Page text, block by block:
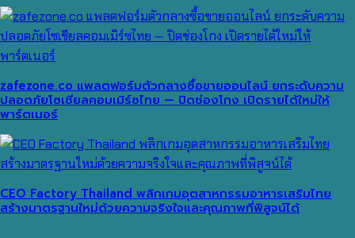
zafezone.co แพลตฟอร์มตัวกลางซื้อขายออนไลน์ ยกระดับความ
ปลอดภัยโซเชียลคอมเมิร์ซไทย — ปิดช่องโกง เปิดรายได้ใหม่ให้
พาร์ตเนอร์
CEO Factory Thailand พลิกเกมอุตสาหกรรมอาหารเสริมไทย
สร้างมาตรฐานใหม่ด้วยความจริงใจและคุณภาพที่พิสูจน์ได้